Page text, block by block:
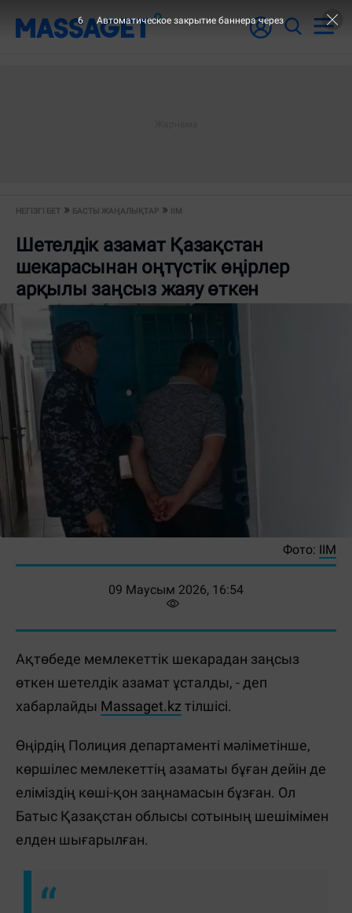
НЕГІЗГІ БЕТ БАСТЫ ЖАҢАЛЫҚТАР ІІМ
Шетелдік азамат Қазақстан
шекарасынан оңтүстік өңірлер
арқылы заңсыз жаяу өткен
Фото: ІІМ
09 Маусым 2026, 16:54
Ақтөбеде мемлекеттік шекарадан заңсыз
өткен шетелдік азамат ұсталды, - деп
хабарлайды Massaget.kz тілшісі.
Өңірдің Полиция департаменті мәліметінше,
көршілес мемлекеттің азаматы бұған дейін де
еліміздің көші-қон заңнамасын бұзған. Ол
Батыс Қазақстан облысы сотының шешімімен
елден шығарылған.
6 Автоматическое закрытие баннера через